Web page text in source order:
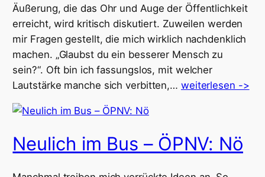
Äußerung, die das Ohr und Auge der Öffentlichkeit
erreicht, wird kritisch diskutiert. Zuweilen werden
mir Fragen gestellt, die mich wirklich nachdenklich
machen. „Glaubst du ein besserer Mensch zu
sein?“. Oft bin ich fassungslos, mit welcher
Lautstärke manche sich verbitten,… weiterlesen ->
Neulich im Bus – ÖPNV: Nö